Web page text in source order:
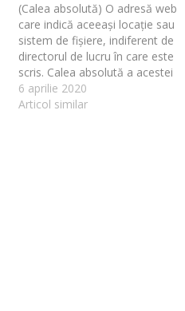
(Calea absolută) O adresă web
care indică aceeași locație sau
sistem de fișiere, indiferent de
directorul de lucru în care este
scris. Calea absolută a acestei
pagini, de exemplu, este
https://tutorialewp.ro/glosar/ab
6 aprilie 2020
Articol similar